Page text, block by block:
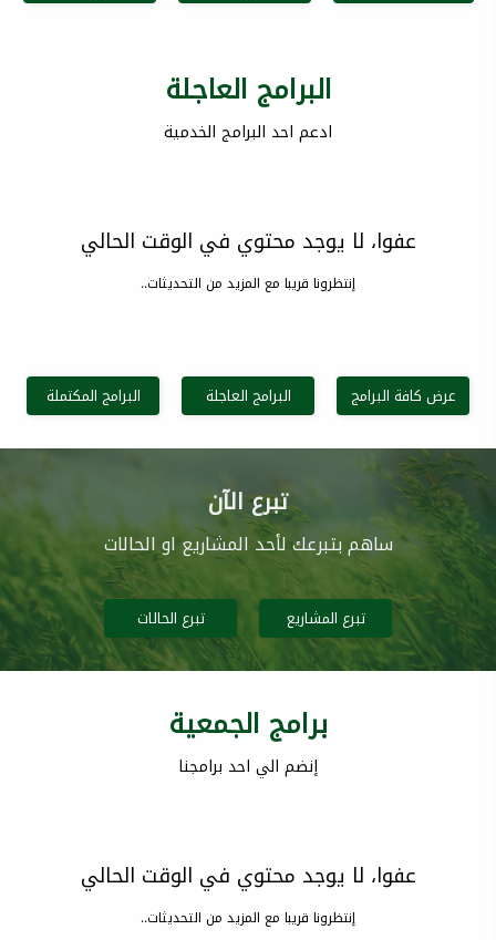
البرامج العاجلة
ادعم احد البرامج الخدمية
عفوا، لا يوجد محتوي في الوقت الحالي
إنتظرونا قريبا مع المزيد من التحديثات..
عرض كافة البرامج البرامج العاجلة البرامج المكتملة
تبرع الآن
ساهم بتبرعك لأحد المشاريع او الحالات
تبرع المشاريع تبرع الحالات
برامج الجمعية
إنضم الي احد برامجنا
عفوا، لا يوجد محتوي في الوقت الحالي
إنتظرونا قريبا مع المزيد من التحديثات..